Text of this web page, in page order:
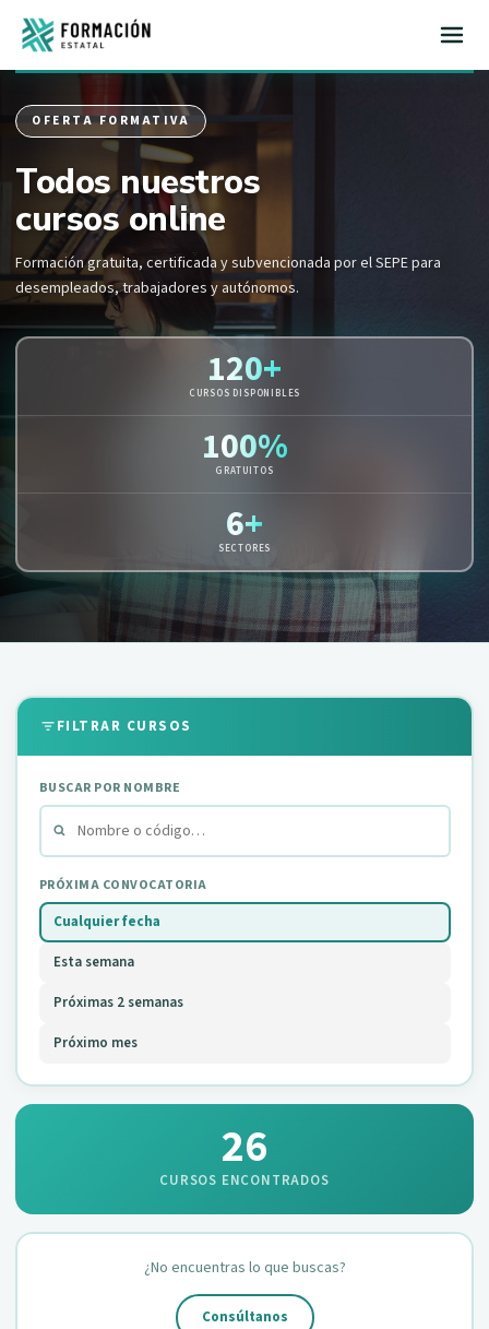
Inicio
OFERTA FORMATIVA
Todos nuestros
cursos online
Formación gratuita, certificada y subvencionada por el SEPE para
desempleados, trabajadores y autónomos.
120+
CURSOS DISPONIBLES
100%
GRATUITOS
6+
SECTORES
FILTRAR CURSOS
BUSCAR POR NOMBRE
PRÓXIMA CONVOCATORIA
Cualquier fecha
Esta semana
Próximas 2 semanas
Próximo mes
26
CURSOS ENCONTRADOS
¿No encuentras lo que buscas?
Consúltanos